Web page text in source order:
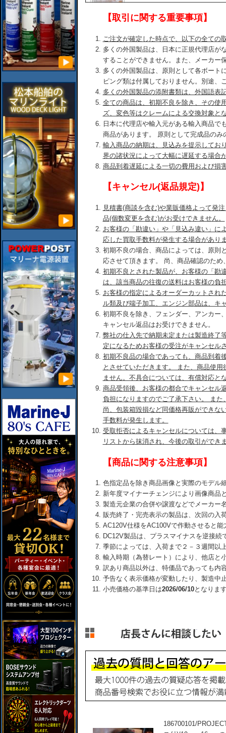
【取引に関する重要事項】
ご注文が確定した時点で、以下の全ての
多くの外国製品は、日本に正規代理店が
することができません。また、メーカー
多くの外国製品は、原則として各ボート
ピング類は付属しておりません。別途、
多くの外国製品の添附書類は、外国語表
全ての商品は、初期不良を除き、その使
ズ、変色等はクレームによる交換対象と
日本に代理店や輸入元がある輸入商品で
商品があります。 原則として完成品のみ
輸入商品の納期は、見込みを提示してお
界の諸状況によって大幅に遅延する場合
商品到着遅延による一切の費用および損
【キャンセル(返品規定)】
見積書(商談を含む)や業販価格よって発
品(個数変更を含む)がお受けできません。
お客様の「勘違い」や「見込み違い」に
応した買取手数料が発生する場合があり
初期不良の場合、商品によっては、原則
応させて頂きます。 尚、商品確認のた
初期不良とされた製品が、お客様の「勘
は、該当商品の往復の送料はお客様の負
お客様の指定によるオーダーカットされ
ル類及び端子加工、エンジン部品は、キ
初期不良を除き、フェンダー、アンカー
キャンセル返品はお受けできません。
弊社の仕入先で納期未定または製造終了
定になるためお客様の受注がキャンセル
初期不良品の場合であっても、商品到着
とさせていただきます。 また、商品使
ません。不具合については、有償対応と
商品受領後、お客様の都合でキャンセル
負担になりますのでご了承下さい。 ま
尚、包装箱毀損など同価格再販ができな
手数料が発生します。
受取拒否によるキャンセルについては、
リストから抹消され、今後の取引ができ
【商品に関する注意事項】
色指定品を除き商品画像と実際のモデル
新年度マイナーチェンジにより画像商品
製造元企業の合併や譲渡などでメーカー
販売終了・完売表示の製品は、次回の入
AC120V仕様をAC100Vで作動させると
DC12V製品は、プラスマイナスを逆接
季節によっては、入荷まで２－３週間以
輸入時期（為替レート）により、他店と
訳あり商品以外は、特価品であっても内
予告なく表示価格が変動したり、製造中
小売価格の基準日は2026/06/10となりま
186700101/